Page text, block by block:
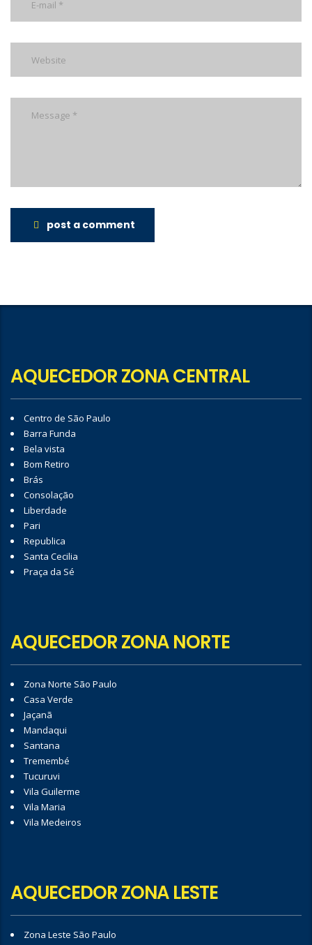
post a comment
AQUECEDOR ZONA CENTRAL
Centro de São Paulo
Barra Funda
Bela vista
Bom Retiro
Brás
Consolação
Liberdade
Pari
Republica
Santa Cecilia
Praça da Sé
AQUECEDOR ZONA NORTE
Zona Norte São Paulo
Casa Verde
Jaçanã
Mandaqui
Santana
Tremembé
Tucuruvi
Vila Guilerme
Vila Maria
Vila Medeiros
AQUECEDOR ZONA LESTE
Zona Leste São Paulo